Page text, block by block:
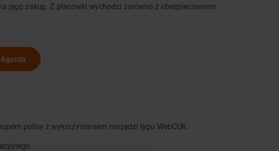
jego zakup. Z placówki wychodzi zarówno z ubezpieczeniem
polisy z wykorzystaniem narzędzi typu WebCUK.